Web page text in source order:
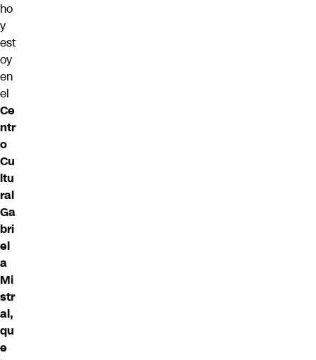
ho
y
est
oy
en
el
Ce
ntr
o
Cu
ltu
ral
Ga
bri
el
a
Mi
str
al,
qu
e